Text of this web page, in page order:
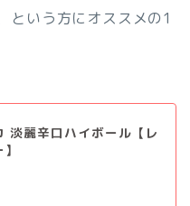
という方にオススメの1
淡麗辛口ハイボール【レ